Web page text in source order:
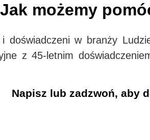
Jak możemy
doświadczeni w branży
z 45-letnim
Napisz lub zadzwoń, aby